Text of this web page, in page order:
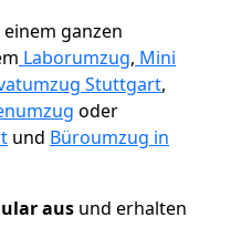
ganzen
Laborumzug, Mini
Stuttgart,
oder
und Büroumzug in
aus und erhalten